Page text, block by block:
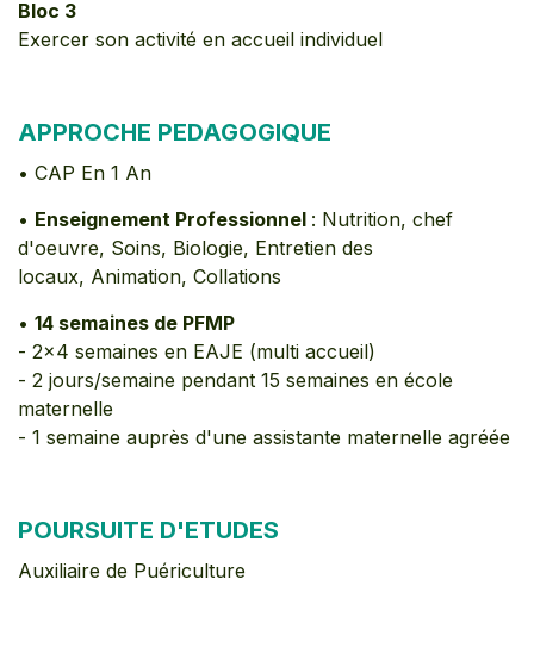
Bloc 3
Exercer son activité en accueil individuel
APPROCHE PEDAGOGIQUE
• CAP En 1 An
• Enseignement Professionnel : Nutrition, chef
d'oeuvre, Soins, Biologie, Entretien des
locaux, Animation, Collations
• 14 semaines de PFMP
- 2x4 semaines en EAJE (multi accueil)
- 2 jours/semaine pendant 15 semaines en école
maternelle
- 1 semaine auprès d'une assistante maternelle agréée
POURSUITE D'ETUDES
Auxiliaire de Puériculture